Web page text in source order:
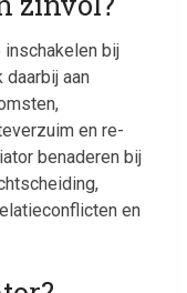
inschakelen bij
aan
en re-
benaderen bij
en